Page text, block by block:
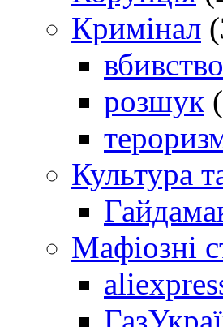
Кримінал
розшук
Культура
Мафіозні